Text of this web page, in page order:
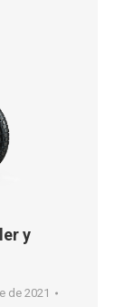
y
de 2021